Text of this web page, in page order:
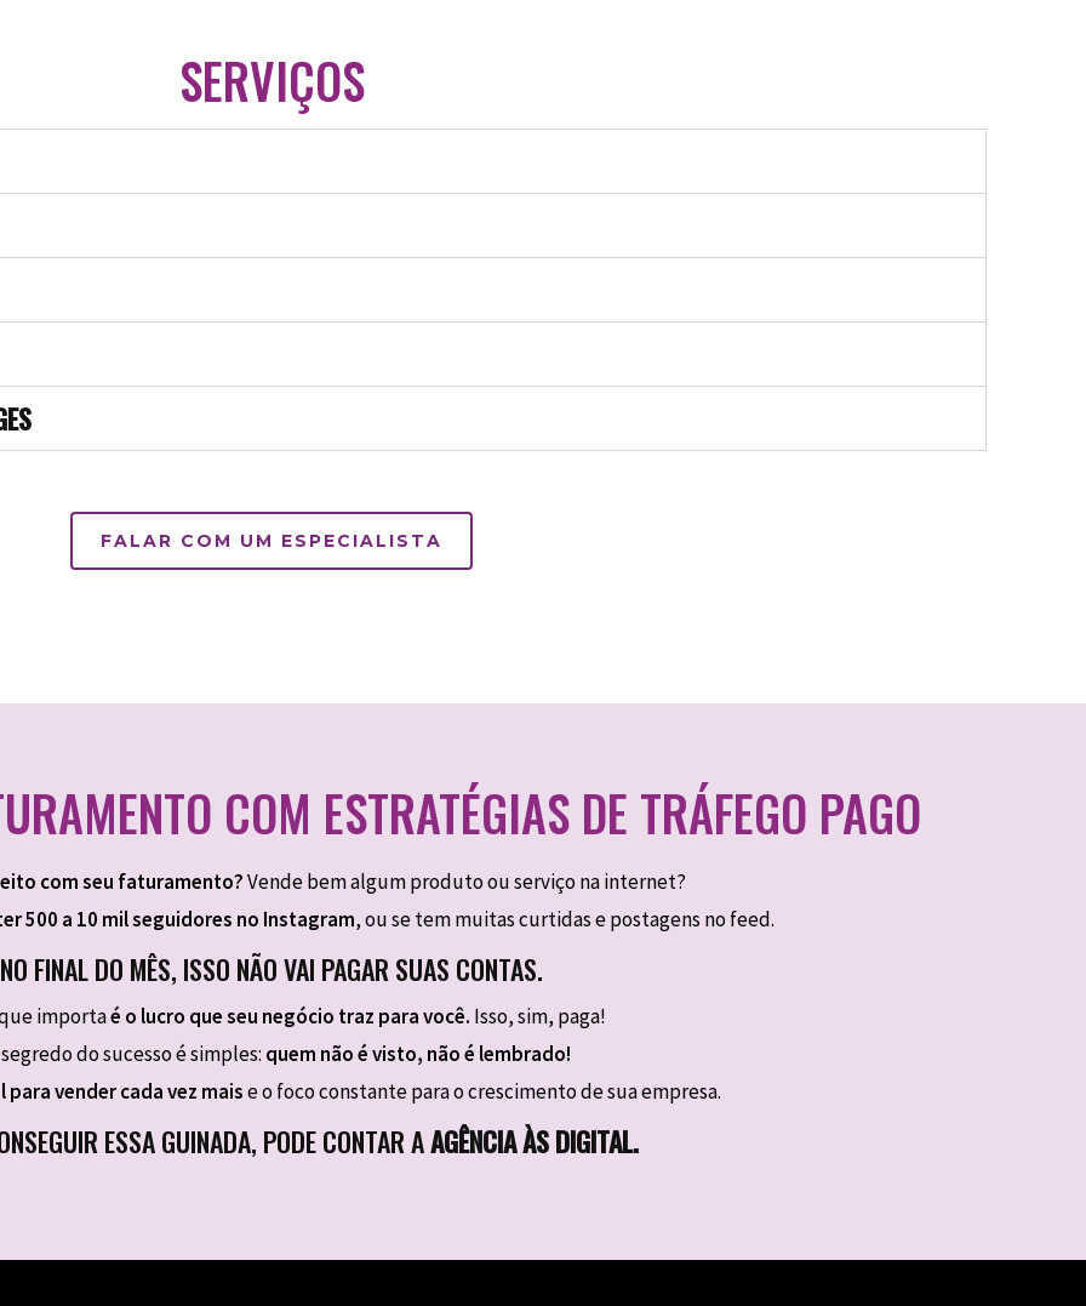
SERVIÇOS
FALAR COM UM ESPECIALISTA
COM ESTRATÉGIAS DE TRÁFEGO PAGO
com seu faturamento?Vende bem algum produto ou serviço na internet?
500 a 10 mil seguidores no Instagram, ou se tem muitas curtidas e postagens no feed.
NO FINAL DO MÊS, ISSO NÃO VAI PAGAR SUAS CONTAS.
importaé o lucro que seu negócio traz para você. Isso, sim, paga!
segredo do sucesso é simples: quem não é visto, não é lembrado!
vender cada vez maise o foco constante para o crescimento de sua empresa.
ESSA GUINADA, PODE CONTAR AAGÊNCIA ÀS DIGITAL.